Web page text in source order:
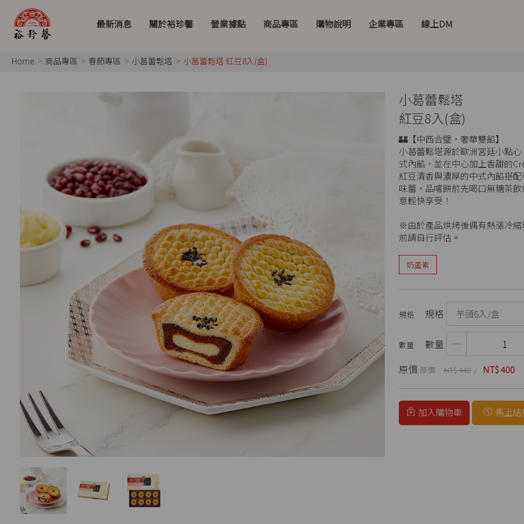
最新消息 關於裕珍馨 營業據點 商品專區 購物說明 企業專區 線上DM
Home 商品專區 春節專區 小葛蕾鬆塔 小葛蕾鬆塔 紅豆8入(盒)
小葛蕾鬆塔
紅豆8入(盒)
🏰【中西合璧，奢華雙餡】
小葛蕾鬆塔源於歐洲宮廷小點
式內餡，並在中心加上香甜的
紅豆清香與濃厚的中式內餡搭
味蕾，品嚐餅前先喝口無糖茶
意輕快享受！
※由於產品烘烤後偶有熱漲冷
前請自行評估。
奶蛋素
規格
數量
原價
NT$ 440 NT$ 400
加入購物車 馬上